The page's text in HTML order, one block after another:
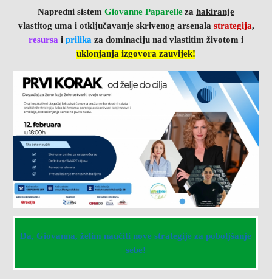
Napredni sistem Giovanne Paparelleza hakiranje
vlastitog uma i otključavanje skrivenog arsenala strategija,
resursa i prilika za dominaciju nad vlastitim životom i
uklonjanja izgovora zauvijek!
Da, Giovanna, želim naučiti nove strategije za poboljšanje
sebe!